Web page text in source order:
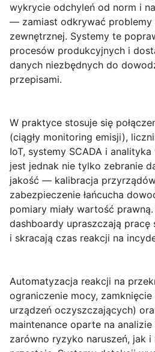
wykrycie odchyleń od norm i
— zamiast odkrywać
zewnętrznej. Systemy te
procesów produkcyjnych i
danych niezbędnych do
przepisami.
W praktyce stosuje się
(ciągły monitoring emisji),
IoT, systemy SCADA i
jest jednak nie tylko zebranie
jakość — kalibracja
zabezpieczenie łańcucha
pomiary miały wartość
dashboardy upraszczają pracę
i skracają czas reakcji na
Automatyzacja reakcji na
ograniczenie mocy,
urządzeń oczyszczających)
maintenance oparte na
zarówno ryzyko naruszeń, jak i